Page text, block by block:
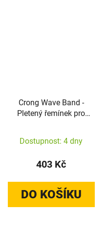
Crong Wave Band -
Pletený řemínek pro
(hnědý)
Dostupnost: 4 dny
403 Kč
DO KOŠÍKU